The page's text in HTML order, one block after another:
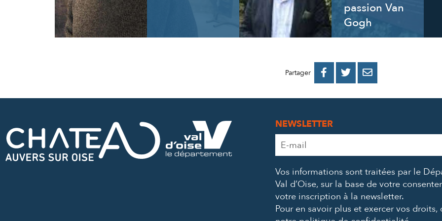
passion Van
Gogh
Partager 
PARTAGER
PARTAGER
PARTAGER
NEWSLETTER
Adresse
e-
*
Vos informations sont traitées par le
Val d’Oise, sur la base de votre
votre inscription à la newsletter.
Pour en savoir plus et exercer vos droits,